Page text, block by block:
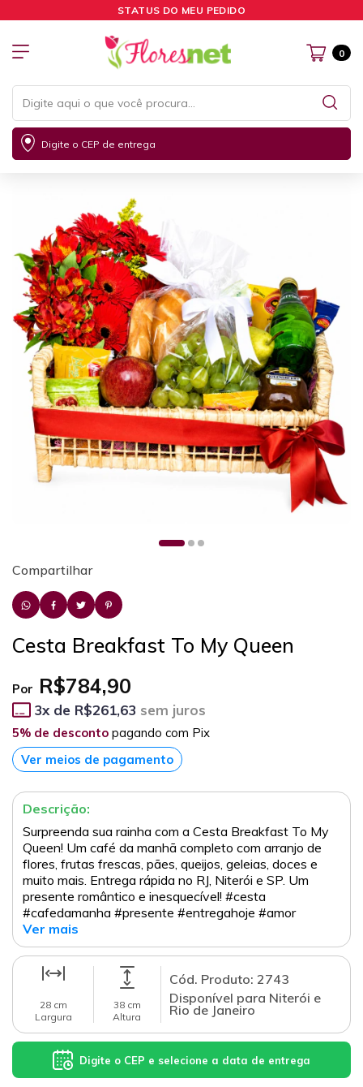
STATUS DO MEU PEDIDO
0
Digite o CEP de entrega
Compartilhar
Cesta Breakfast To My Queen
Por R$784,90
3x de R$261,63 sem juros
5% de desconto pagando com Pix
Ver meios de pagamento
Descrição:
Surpreenda sua rainha com a Cesta Breakfast To My
Queen! Um café da manhã completo com arranjo de
flores, frutas frescas, pães, queijos, geleias, doces e
muito mais. Entrega rápida no RJ, Niterói e SP. Um
presente romântico e inesquecível! #cesta
#cafedamanha #presente #entregahoje #amor
Ver mais
28 cm
Largura
38 cm
Altura
Cód. Produto: 2743
Disponível para Niterói e
Rio de Janeiro
Digite o CEP e selecione a data de entrega